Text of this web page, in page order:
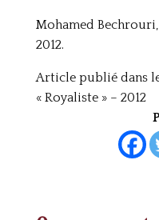
Mohamed Bechrouri,
2012.
Article publié dans
« Royaliste » – 2012